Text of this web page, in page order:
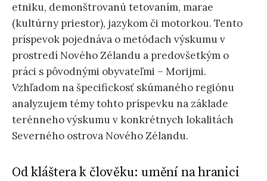
etniku, demonštrovanú tetovaním, marae
(kultúrny priestor), jazykom či motorkou. Tento
príspevok pojednáva o metódach výskumu v
prostredí Nového Zélandu a predovšetkým o
práci s pôvodnými obyvateľmi – Morijmi.
Vzhľadom na špecifickosť skúmaného regiónu
analyzujem témy tohto príspevku na základe
terénneho výskumu v konkrétnych lokalitách
Severného ostrova Nového Zélandu.
Od kláštera k člověku: umění na hranici